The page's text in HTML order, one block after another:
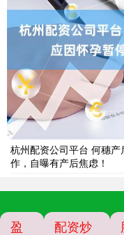
杭州配资公司平台 何穗
作，自曝有产后焦虑！
盈 配资炒